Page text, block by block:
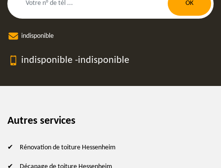
indisponible
indisponible -indisponible
Autres services
Rénovation de toiture Hessenheim